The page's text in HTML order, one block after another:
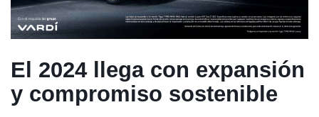
El 2024 llega con expansión
y compromiso sostenible